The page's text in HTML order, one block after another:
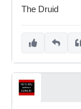
The Druid